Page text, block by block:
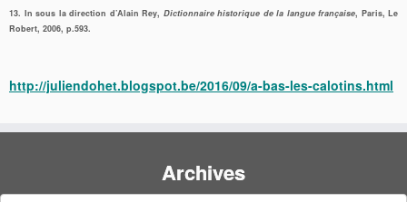
13. In sous la direction d’Alain Rey, Dictionnaire historique de la langue française, Paris, Le
Robert, 2006, p.593.
http://juliendohet.blogspot.be/2016/09/a-bas-les-calotins.html
Archives